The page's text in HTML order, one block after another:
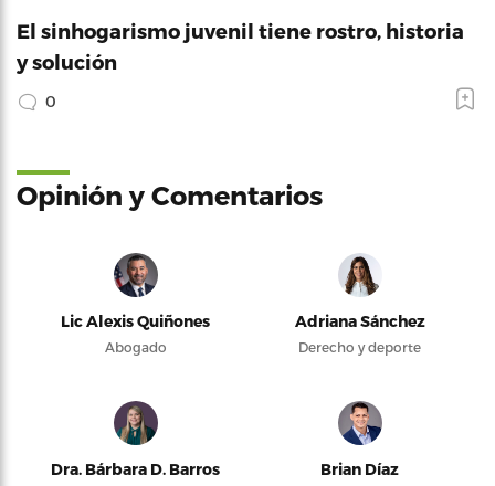
El sinhogarismo juvenil tiene rostro, historia
y solución
0
Opinión y Comentarios
Lic Alexis Quiñones
Abogado
Adriana Sánchez
Derecho y deporte
Dra. Bárbara D. Barros Brian Díaz